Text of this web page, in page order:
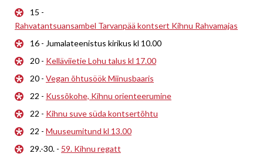
15 -
Rahvatantsuansambel Tarvanpää kontsert Kihnu Rahvamajas
16 - Jumalateenistus kirikus kl 10.00
20 - Kelläviietie Lohu talus kl 17.00
20 - Vegan õhtusöök Miinusbaaris
22 - Kussõkohe, Kihnu orienteerumine
22 - Kihnu suve süda kontsertõhtu
22 - Muuseumitund kl 13.00
29.-30. - 59. Kihnu regatt